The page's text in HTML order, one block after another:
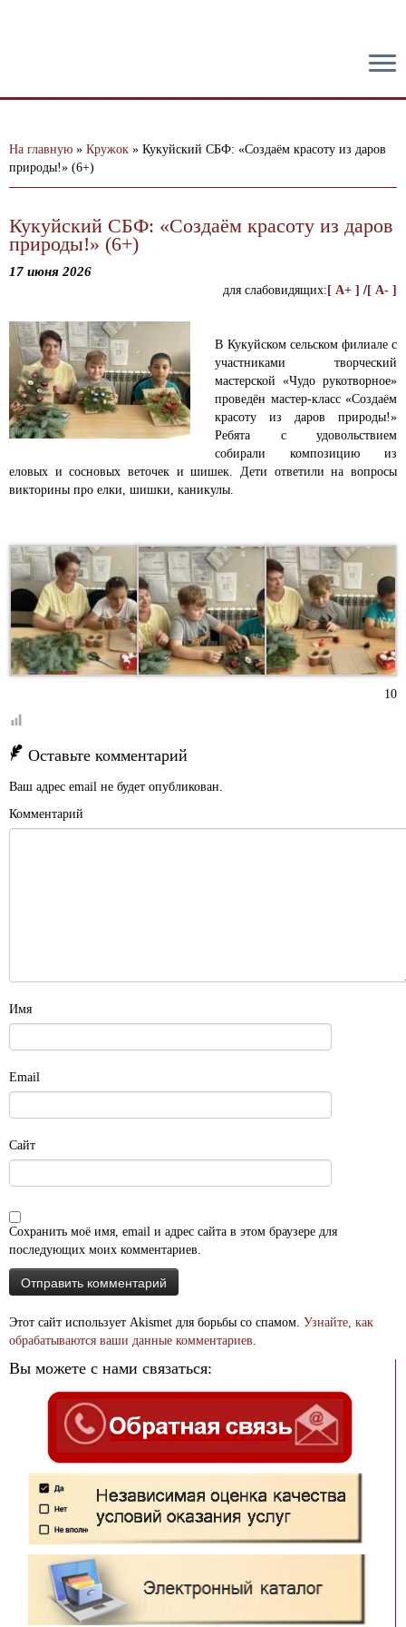
На главную » Кружок » Кукуйский СБФ: «Создаём красоту из даров
природы!» (6+)
Кукуйский СБФ: «Создаём красоту из даров
природы!» (6+)
17 июня 2026
для слабовидящих: [ A+ ] /[ A- ]
В Кукуйском сельском филиале с
участниками творческий
мастерской «Чудо рукотворное»
проведён мастер-класс «Создаём
красоту из даров природы!»
Ребята с удовольствием
собирали композицию из
еловых и сосновых веточек и шишек. Дети ответили на вопросы
викторины про елки, шишки, каникулы.
10
Оставьте комментарий
Ваш адрес email не будет опубликован.
Комментарий
Имя
Email
Сайт
Сохранить моё имя, email и адрес сайта в этом браузере для
последующих моих комментариев.
Этот сайт использует Akismet для борьбы со спамом. Узнайте, как
обрабатываются ваши данные комментариев.
Вы можете с нами связаться: